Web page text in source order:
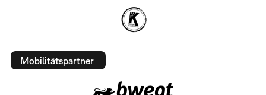
Mobilitätspartner